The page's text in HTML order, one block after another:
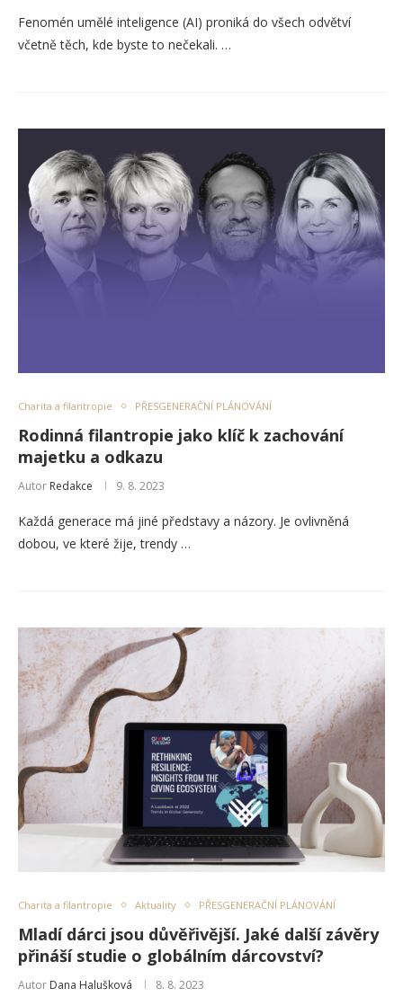
Fenomén umělé inteligence (AI) proniká do všech odvětví
včetně těch, kde byste to nečekali. …
Charita a filantropie PŘESGENERAČNÍ PLÁNOVÁNÍ
Rodinná filantropie jako klíč k zachování
majetku a odkazu
Autor Redakce 9. 8. 2023
Každá generace má jiné představy a názory. Je ovlivněná
dobou, ve které žije, trendy …
Charita a filantropie Aktuality PŘESGENERAČNÍ PLÁNOVÁNÍ
Mladí dárci jsou důvěřivější. Jaké další závěry
přináší studie o globálním dárcovství?
Autor Dana Halušková 8. 8. 2023